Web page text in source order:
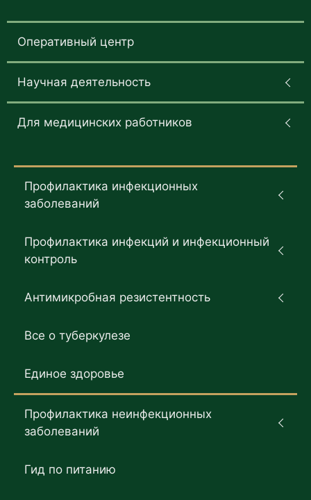
Оперативный центр
Научная деятельность
Для медицинских работников
Профилактика инфекционных
заболеваний
Профилактика инфекций и инфекционный
контроль
Антимикробная резистентность
Все о туберкулезе
Единое здоровье
Профилактика неинфекционных
заболеваний
Гид по питанию